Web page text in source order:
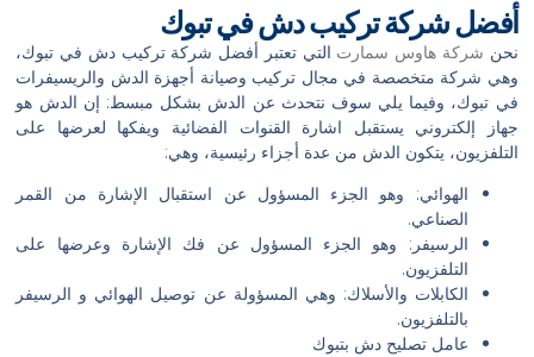
أفضل شركة تركيب دش في تبوك
نحن شركة هاوس سمارت التي تعتبر أفضل شركة تركيب دش في تبوك،
وهي شركة متخصصة في مجال تركيب وصيانة أجهزة الدش والريسيفرات
في تبوك، وفيما يلي سوف نتحدث عن الدش بشكل مبسط: إن الدش هو
جهاز إلكتروني يستقبل اشارة القنوات الفضائية ويفكها لعرضها على
التلفزيون، يتكون الدش من عدة أجزاء رئيسية، وهي:
الهوائي: وهو الجزء المسؤول عن استقبال الإشارة من القمر
الصناعي.
الرسيفر: وهو الجزء المسؤول عن فك الإشارة وعرضها على
التلفزيون.
الكابلات والأسلاك: وهي المسؤولة عن توصيل الهوائي و الرسيفر
بالتلفزيون.
عامل تصليح دش بتبوك